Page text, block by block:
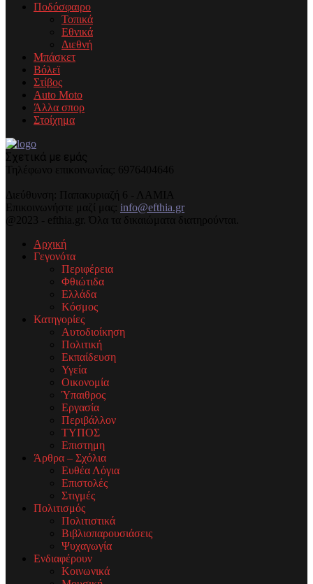
Ποδόσφαιρο
Τοπικά
Εθνικά
Διεθνή
Μπάσκετ
Βόλεϊ
Στίβος
Auto Moto
Άλλα σπορ
Στοίχημα
Σχετικά με εμάς
Τηλέφωνo επικοινωνίας: 6976404646
Διεύθυνση: Παπακυριαζή 6 - ΛΑΜΙΑ
Επικοινωνήστε μαζί μας: info@efthia.gr
@2023 - efthia.gr. Όλα τα δικαιώματα διατηρούνται.
Αρχική
Γεγονότα
Περιφέρεια
Φθιώτιδα
Ελλάδα
Κόσμος
Κατηγορίες
Αυτοδιοίκηση
Πολιτική
Εκπαίδευση
Υγεία
Οικονομία
Ύπαιθρος
Εργασία
Περιβάλλον
ΤΥΠΟΣ
Επιστημη
Άρθρα – Σχόλια
Ευθέα Λόγια
Επιστολές
Στιγμές
Πολιτισμός
Πολιτιστικά
Βιβλιοπαρουσιάσεις
Ψυχαγωγία
Ενδιαφέρουν
Κοινωνικά